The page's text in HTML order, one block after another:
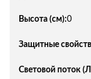
Высота (см):0
Защитные
Световой поток